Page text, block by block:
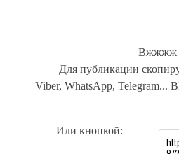
Вжжжж
Для публикации
Viber, WhatsApp, Telegram...
Или кнопкой: